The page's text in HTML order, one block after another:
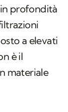
in profondità
a elevati
è il
materiale